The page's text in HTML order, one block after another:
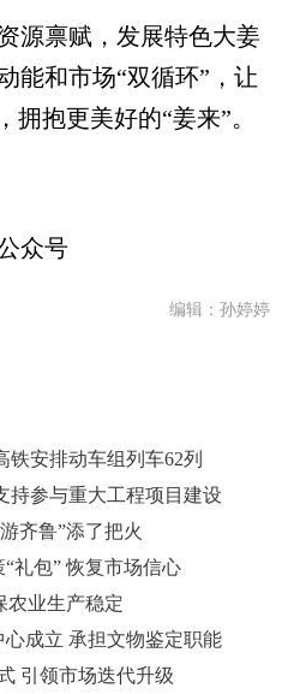
禀赋，发展特色大姜
能和市场“双循环”，让
拥抱更美好的“姜来”。
众号
编辑：孙婷婷
安排动车组列车62列
持参与重大工程项目建设
齐鲁”添了把火
礼包” 恢复市场信心
农业生产稳定
成立 承担文物鉴定职能
引领市场迭代升级